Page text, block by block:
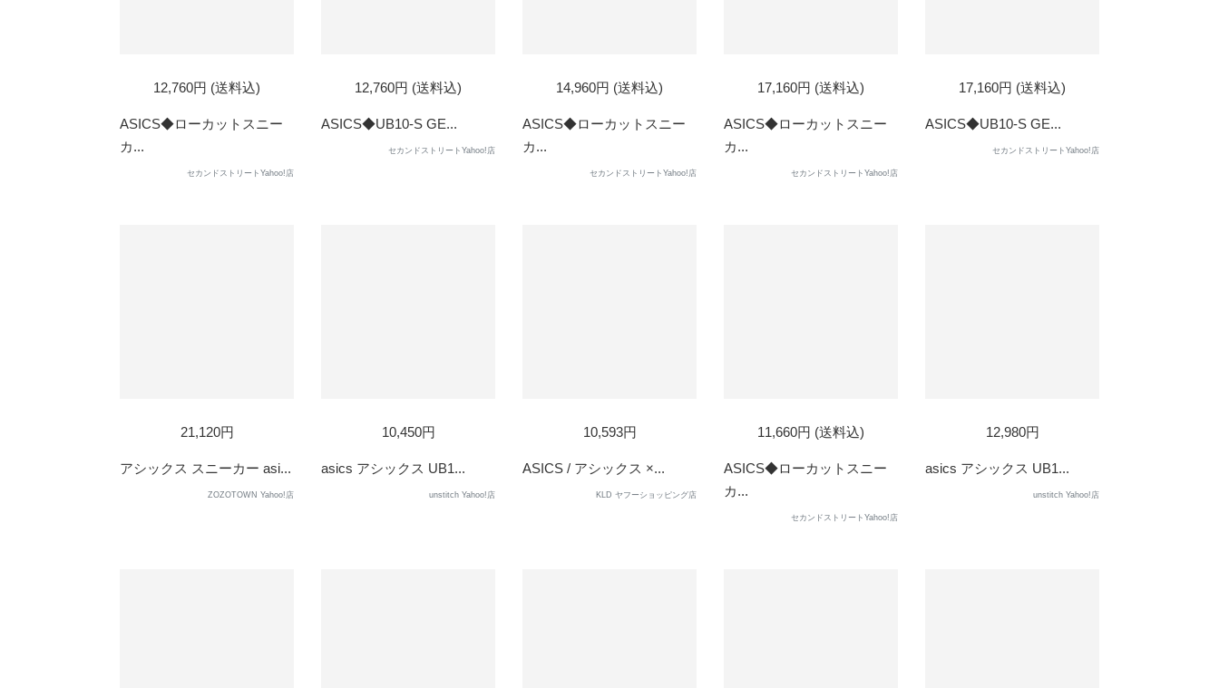
12,760円 (送料込)
ASICS◆ローカットスニー
カ...
セカンドストリートYahoo!店
12,760円 (送料込)
ASICS◆UB10-S GE...
セカンドストリートYahoo!店
14,960円 (送料込)
ASICS◆ローカットスニー
カ...
セカンドストリートYahoo!店
17,160円 (送料込)
ASICS◆ローカットスニー
カ...
セカンドストリートYahoo!店
17,160円 (送料込)
ASICS◆UB10-S GE...
セカンドストリートYahoo!店
21,120円
アシックス スニーカー asi...
ZOZOTOWN Yahoo!店
SOLD
OUT
10,450円
asics アシックス UB1...
unstitch Yahoo!店
SOLD
OUT
10,593円
ASICS / アシックス ×...
KLD ヤフーショッピング店
SOLD
OUT
11,660円 (送料込)
ASICS◆ローカットスニー
カ...
セカンドストリートYahoo!店
SOLD
OUT
12,980円
asics アシックス UB1...
unstitch Yahoo!店